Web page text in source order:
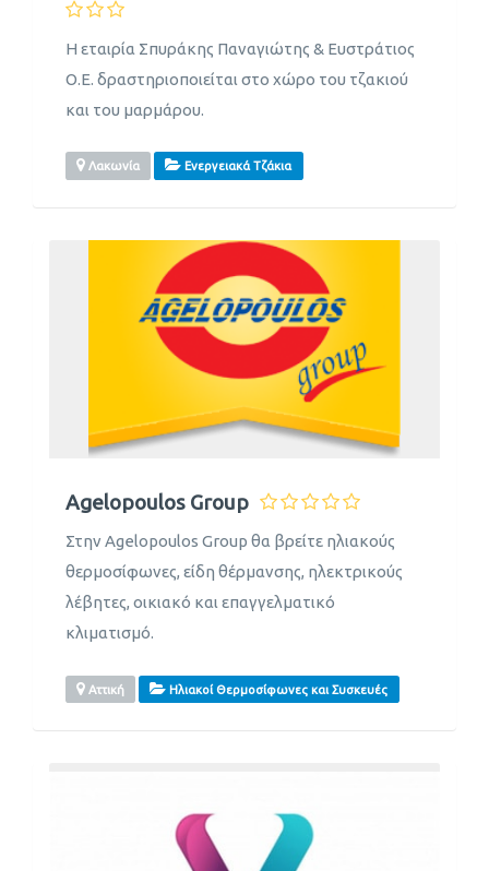
Η εταιρία Σπυράκης Παναγιώτης & Ευστράτιος
Ο.Ε. δραστηριοποιείται στο χώρο του τζακιού
και του μαρμάρου.
Λακωνία Ενεργειακά Τζάκια
Agelopoulos Group
Στην Agelopoulos Group θα βρείτε ηλιακούς
θερμοσίφωνες, είδη θέρμανσης, ηλεκτρικούς
λέβητες, οικιακό και επαγγελματικό
κλιματισμό.
Αττική Ηλιακοί Θερμοσίφωνες και Συσκευές